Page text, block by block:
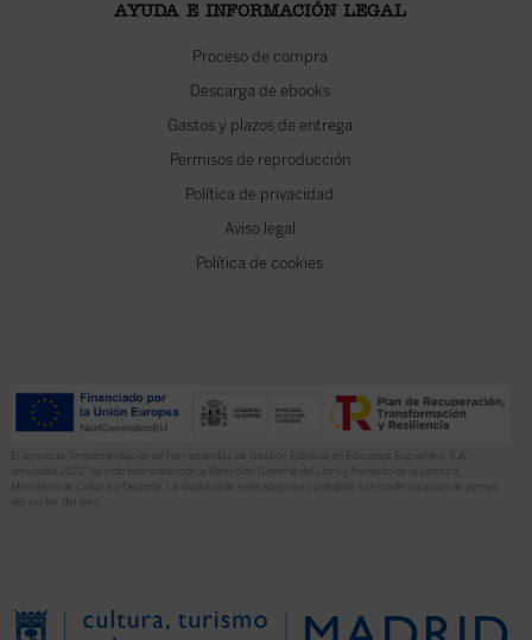
AYUDA E INFORMACIÓN LEGAL
Proceso de compra
Descarga de ebooks
Gastos y plazos de entrega
Permisos de reproducción
Política de privacidad
Aviso legal
Política de cookies
El proyecto “Implementación de herramientas de Gestión Editorial en Ediciones Encuentro, S.A.
anualidad 2022” ha sido financiado por la Dirección General del Libro y Fomento de la Lectura,
Ministerio de Cultura y Deporte. La finalidad de este apoyo es contribuir a la modernización de pymes
del sector del libro.